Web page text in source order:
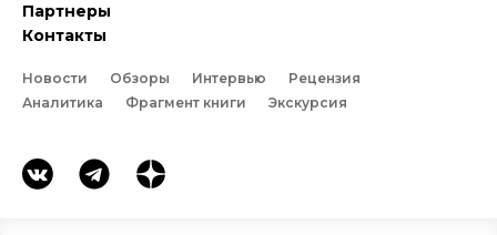
Партнеры
Контакты
Новости Обзоры Интервью
Рецензия
Аналитика
Фрагмент книги Экскурсия